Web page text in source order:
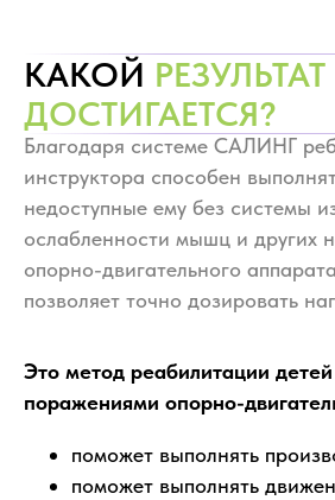
КАКОЙ РЕЗУЛЬТАТ
ДОСТИГАЕТСЯ?
Благодаря системе САЛИНГ
инструктора способен
недоступные ему без системы
ослабленности мышц и других
опорно-двигательного
позволяет точно дозировать
Это метод реабилитации
поражениями опорно-
поможет выполнять
поможет выполнять